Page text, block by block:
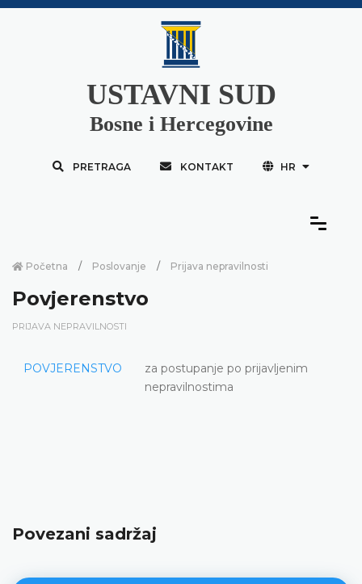
USTAVNI SUD
Bosne i Hercegovine
PRETRAGA KONTAKT HR
Početna Poslovanje Prijava nepravilnosti
Povjerenstvo
PRIJAVA NEPRAVILNOSTI
POVJERENSTVO
za postupanje po prijavljenim
nepravilnostima
Povezani sadržaj